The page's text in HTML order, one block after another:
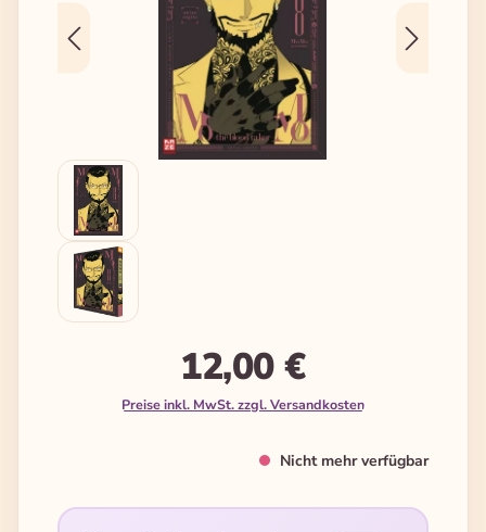
12,00 €
Preise inkl. MwSt. zzgl. Versandkosten
Nicht mehr verfügbar